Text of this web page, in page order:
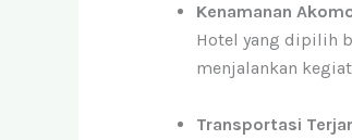
Kenamanan
Hotel yang dipilih
menjalankan
Transportasi